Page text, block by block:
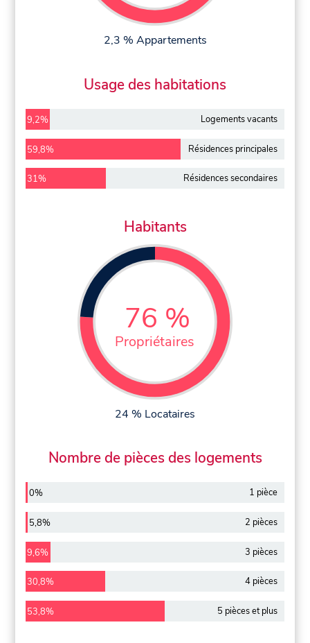
2,3 % Appartements
Usage des habitations
9,2% Logements vacants
59,8% Résidences principales
31% Résidences secondaires
Habitants
76 %
Propriétaires
24 % Locataires
Nombre de pièces des logements
0% 1 pièce
5,8% 2 pièces
9,6% 3 pièces
30,8% 4 pièces
53,8% 5 pièces et plus